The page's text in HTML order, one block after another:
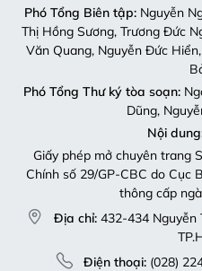
Phó Tổng Biên tập:Nguyễn
Thị Hồng Sương, Trương Đức
Văn Quang, Nguyễn Đức
Phó Tổng Thư ký tòa soạn:
Dũng,
Nội
Giấy phép mở chuyên trang
Chính số 29/GP-CBC do Cục
thông cấp
Địa chỉ: 432-434 Nguyễn
Điện thoại:(028)